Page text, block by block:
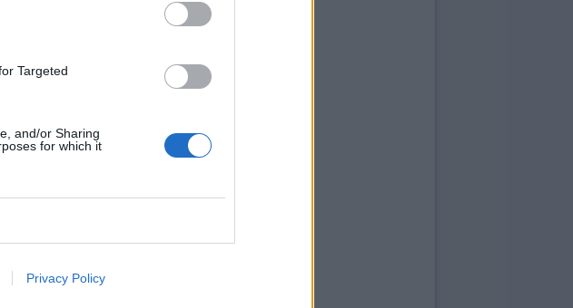
Targeted
and/or Sharing
for which it
Privacy Policy